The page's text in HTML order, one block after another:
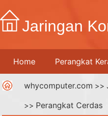
Jaringan
Home Perangkat
Printer Jaringan
Media Digital
whycomputer.com >>
>> Perangkat Cerdas